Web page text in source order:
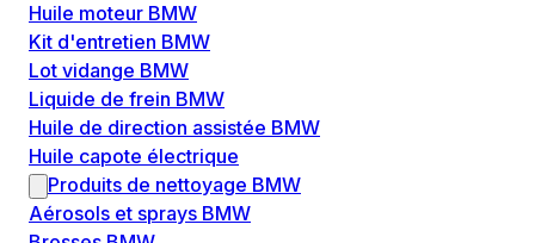
Huile moteur BMW
Kit d'entretien BMW
Lot vidange BMW
Liquide de frein BMW
Huile de direction assistée BMW
Huile capote électrique
Produits de nettoyage BMW
Aérosols et sprays BMW